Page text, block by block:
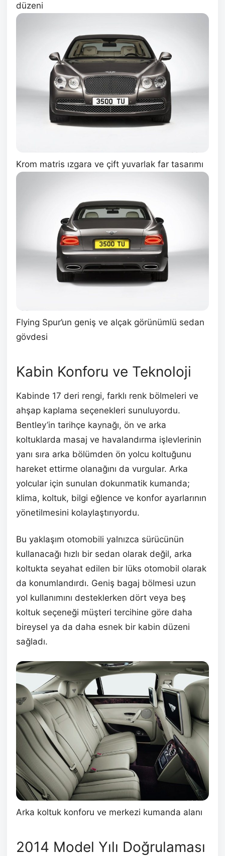
düzeni
Krom matris ızgara ve çift yuvarlak far tasarımı
Flying Spur’un geniş ve alçak görünümlü sedan
gövdesi
Kabin Konforu ve Teknoloji
Kabinde 17 deri rengi, farklı renk bölmeleri ve
ahşap kaplama seçenekleri sunuluyordu.
Bentley’in tarihçe kaynağı, ön ve arka
koltuklarda masaj ve havalandırma işlevlerinin
yanı sıra arka bölümden ön yolcu koltuğunu
hareket ettirme olanağını da vurgular. Arka
yolcular için sunulan dokunmatik kumanda;
klima, koltuk, bilgi eğlence ve konfor ayarlarının
yönetilmesini kolaylaştırıyordu.
Bu yaklaşım otomobili yalnızca sürücünün
kullanacağı hızlı bir sedan olarak değil, arka
koltukta seyahat edilen bir lüks otomobil olarak
da konumlandırdı. Geniş bagaj bölmesi uzun
yol kullanımını desteklerken dört veya beş
koltuk seçeneği müşteri tercihine göre daha
bireysel ya da daha esnek bir kabin düzeni
sağladı.
Arka koltuk konforu ve merkezi kumanda alanı
2014 Model Yılı Doğrulaması